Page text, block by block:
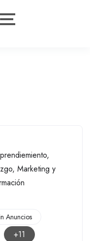
,
, Marketing y
Anuncios
+11